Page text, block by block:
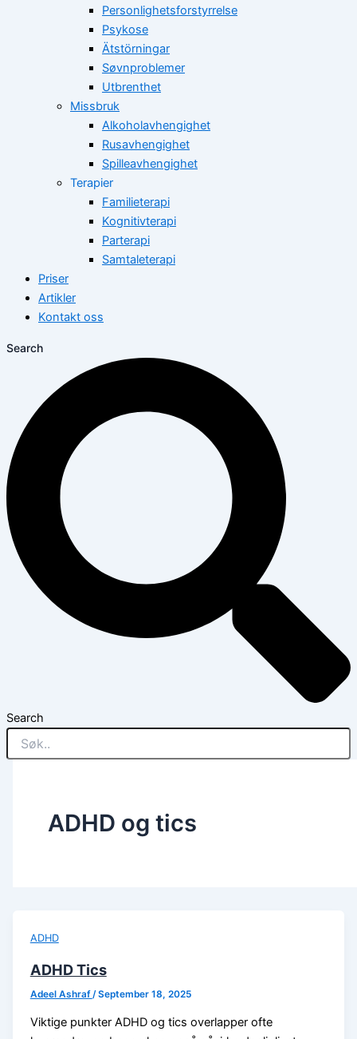
Personlighetsforstyrrelse
Psykose
Ätstörningar
Søvnproblemer
Utbrenthet
Missbruk
Alkoholavhengighet
Rusavhengighet
Spilleavhengighet
Terapier
Familieterapi
Kognitivterapi
Parterapi
Samtaleterapi
Priser
Artikler
Kontakt oss
Search
Search
ADHD og tics
ADHD
ADHD Tics
Adeel Ashraf /September 18, 2025
Viktige punkter ADHD og tics overlapper ofte